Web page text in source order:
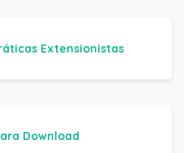
Extensionistas
Download